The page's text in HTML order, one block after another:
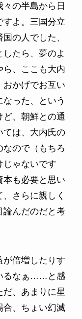
の半島から日
すよ。三国分立
の人でした、
たら、夢のよ
、ここも大内
おかげでお互い
った、という
、朝鮮との通
ては、大内氏の
ので（もちろ
じゃないです
本も必要と思い
さらに親しく
論んだのだと考
が倍増したりす
るなぁ……と感
、あまりに星
合、ちょい幻滅